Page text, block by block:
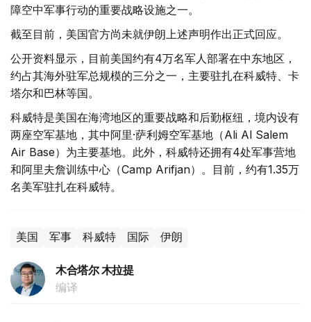
障空中军事行动的重要战略设施之一。
截至目前，美国官方尚未就伊朗上述声明作出正式回应。
公开资料显示，目前美国约有4万名军人部署在中东地区，
约占其海外驻军总规模的三分之一，主要驻扎在科威特、卡
塔尔和巴林等国。
科威特是美国在海湾地区的重要战略和后勤枢纽，境内设有
两座空军基地，其中阿里·萨利姆空军基地（Ali Al Salem
Air Base）为主要基地。此外，科威特还拥有4处军事营地
和阿里夫詹训练中心（Camp Arifjan）。目前，约有1.35万
名美军驻扎在科威特。
美国 军事 科威特 国际 伊朗
木合塔尔 木拉提
编译